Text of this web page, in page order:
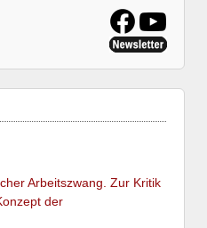
Arbeitszwang. Zur Kritik
der